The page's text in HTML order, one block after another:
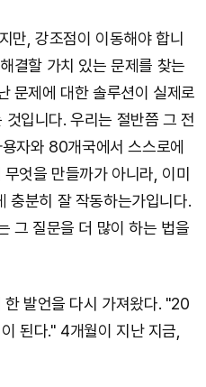
만, 강조점이 이동해야 합니
결할 가치 있는 문제를 찾는
문제에 대한 솔루션이 실제로
입니다. 우리는 절반쯤 그 전
자와 80개국에서 스스로에
엇을 만들까가 아니라, 이미
충분히 잘 작동하는가입니다.
그 질문을 더 많이 하는 법을
발언을 다시 가져왔다. "20
된다." 4개월이 지난 지금,